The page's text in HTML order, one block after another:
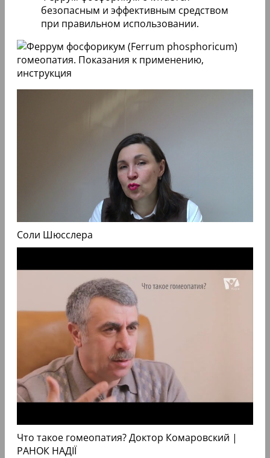
безопасным и эффективным средством
при правильном использовании.
Соли Шюсслера
Что такое гомеопатия? Доктор Комаровский |
РАНОК НАДІЇ